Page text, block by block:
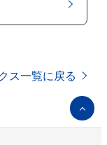
ス一覧に戻る
ペ
ー
ジ